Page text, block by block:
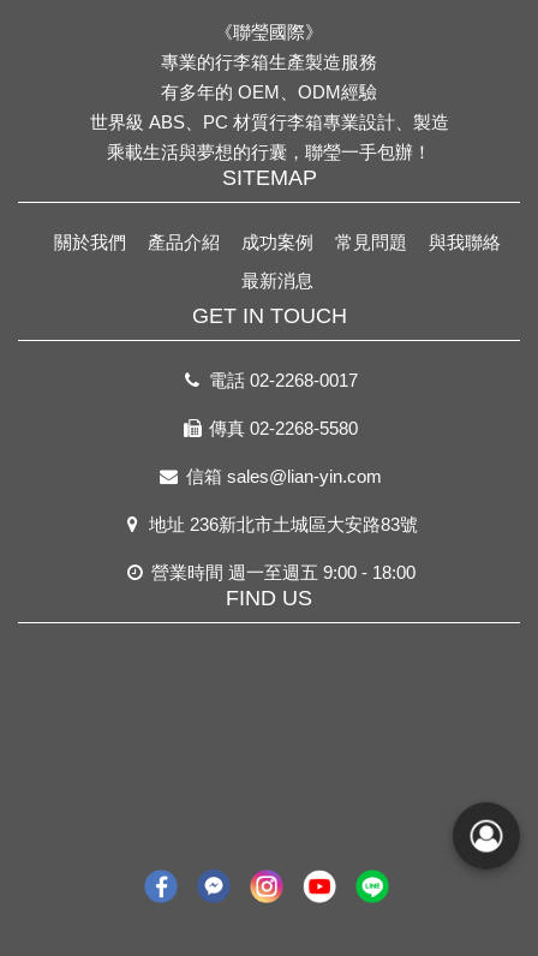
《聯瑩國際》
專業的行李箱生產製造服務
有多年的 OEM、ODM經驗
世界級 ABS、PC 材質行李箱專業設計、製造
乘載生活與夢想的行囊，聯瑩一手包辦！
SITEMAP
關於我們 產品介紹 成功案例 常見問題
與我聯絡
最新消息
GET IN TOUCH
電話 02-2268-0017
傳真 02-2268-5580
信箱 sales@lian-yin.com
地址 236新北市土城區大安路83號
營業時間 週一至週五 9:00 - 18:00
FIND US